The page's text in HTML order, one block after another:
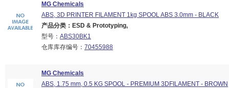
MG Chemicals
ABS, 3D PRINTER FILAMENT 1kg SPOOL ABS 3.0mm - BLACK
产品分类：ESD & Prototyping,
型号： ABS30BK1
仓库库存编号： 70455988
MG Chemicals
ABS, 1.75 mm, 0.5 KG SPOOL - PREMIUM 3DFILAMENT - BROWN